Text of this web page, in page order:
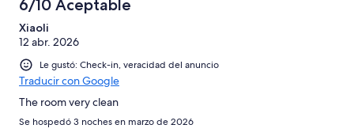
6/10 Aceptable
Xiaoli
12 abr. 2026
Le gustó: Check-in, veracidad del anuncio
Traducir con Google
The room very clean
Se hospedó 3 noches en marzo de 2026